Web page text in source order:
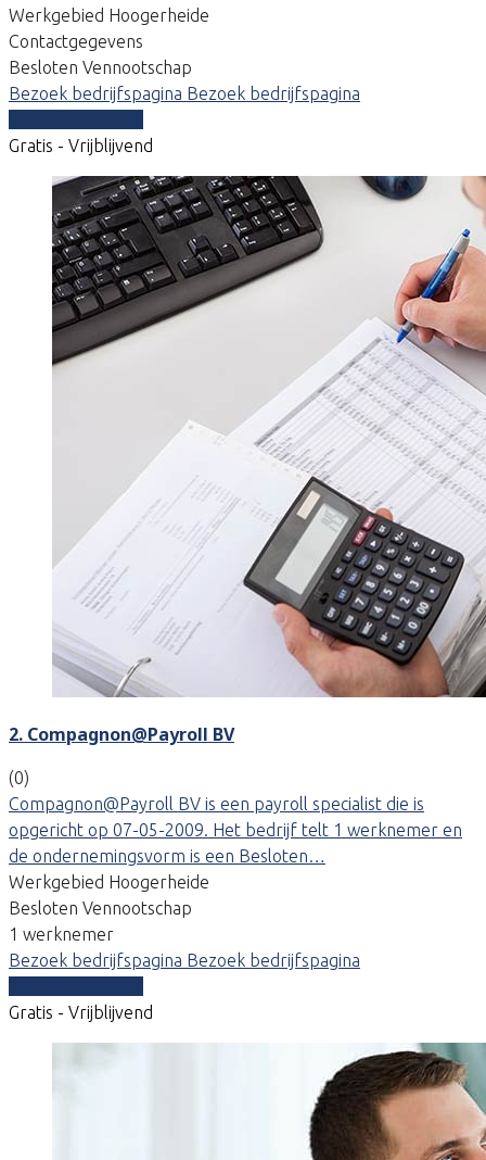
Werkgebied Hoogerheide
Contactgegevens
Besloten Vennootschap
Bezoek bedrijfspagina Bezoek bedrijfspagina
Gratis - Vrijblijvend
2. Compagnon@Payroll BV
(0)
Compagnon@Payroll BV is een payroll specialist die is
opgericht op 07-05-2009. Het bedrijf telt 1 werknemer en
de ondernemingsvorm is een Besloten…
Werkgebied Hoogerheide
Besloten Vennootschap
1 werknemer
Bezoek bedrijfspagina Bezoek bedrijfspagina
Gratis - Vrijblijvend